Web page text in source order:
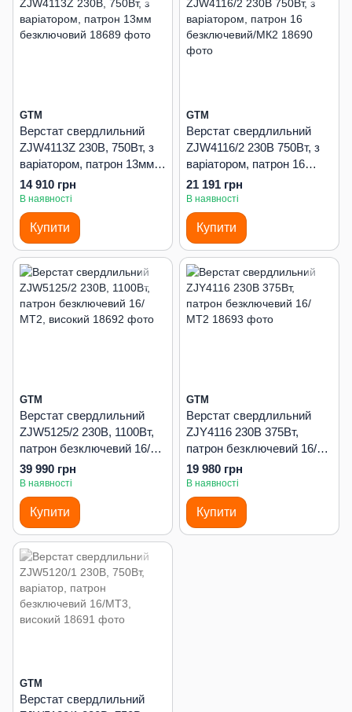
GTM
Верстат свердлильний
ZJW4113Z 230В, 750Вт, з
варіатором, патрон 13мм
безключовий
14 910 грн
В наявності
Купити
GTM
Верстат свердлильний
ZJW4116/2 230В 750Вт, з
варіатором, патрон 16
безключевий/МК2
21 191 грн
В наявності
Купити
GTM
Верстат свердлильний
ZJW5125/2 230В, 1100Вт,
патрон безключевий 16/
МТ2, високий
39 990 грн
В наявності
Купити
GTM
Верстат свердлильний
ZJY4116 230В 375Вт,
патрон безключевий 16/
МТ2
19 980 грн
В наявності
Купити
GTM
Верстат свердлильний